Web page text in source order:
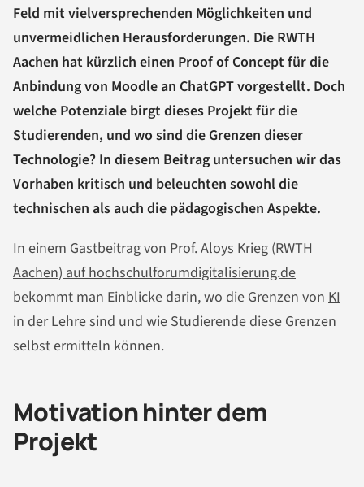
Feld mit vielversprechenden Möglichkeiten und
unvermeidlichen Herausforderungen. Die RWTH
Aachen hat kürzlich einen Proof of Concept für die
Anbindung von Moodle an ChatGPT vorgestellt. Doch
welche Potenziale birgt dieses Projekt für die
Studierenden, und wo sind die Grenzen dieser
Technologie? In diesem Beitrag untersuchen wir das
Vorhaben kritisch und beleuchten sowohl die
technischen als auch die pädagogischen Aspekte.
In einem Gastbeitrag von Prof. Aloys Krieg (RWTH
Aachen) auf hochschulforumdigitalisierung.de
bekommt man Einblicke darin, wo die Grenzen von KI
in der Lehre sind und wie Studierende diese Grenzen
selbst ermitteln können.
Motivation hinter dem
Projekt